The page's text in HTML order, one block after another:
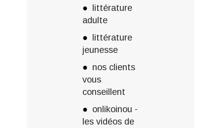
littérature
adulte
littérature
jeunesse
nos clients
vous
conseillent
onlikoinou -
les vidéos de